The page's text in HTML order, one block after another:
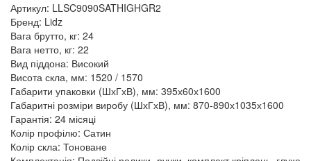
Артикул: LLSC9090SATHIGHGR2
Бренд: Lidz
Вага брутто, кг: 24
Вага нетто, кг: 22
Вид піддона: Високий
Висота скла, мм: 1520 / 1570
Габарити упаковки (ШхГхВ), мм: 395х60х1600
Габаритні розміри виробу (ШхГхВ), мм: 870-890х1035х1600
Гарантія: 24 місяці
Колір профілю: Сатин
Колір скла: Тоноване